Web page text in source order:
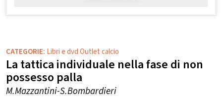
CATEGORIE: Libri e dvd Outlet calcio
La tattica individuale nella fase di non
possesso palla
M.Mazzantini-S.Bombardieri